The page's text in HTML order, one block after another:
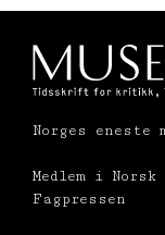
Norges eneste
Medlem i
Fagpressen